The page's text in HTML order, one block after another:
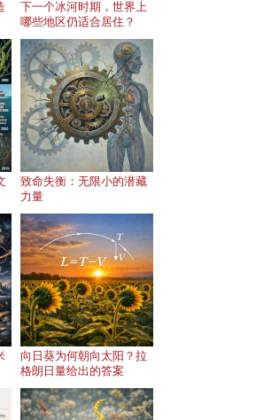
下一个冰河时期，世界上
哪些地区仍适合居住？
致命失衡：无限小的潜藏
力量
向日葵为何朝向太阳？拉
格朗日量给出的答案